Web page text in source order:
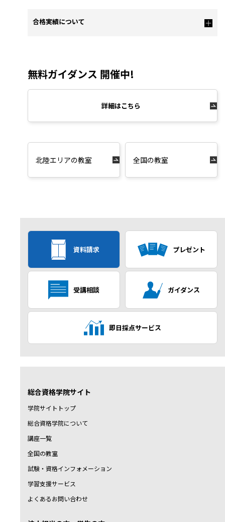
合格実績について
無料ガイダンス 開催中!
詳細はこちら
北陸エリアの教室 全国の教室
資料請求 プレゼント
受講相談 ガイダンス
即日採点サービス
総合資格学院サイト
学院サイトトップ
総合資格学院について
講座一覧
全国の教室
試験・資格インフォメーション
学習支援サービス
よくあるお問い合わせ